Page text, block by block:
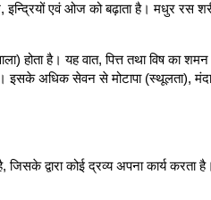
एवं ओज को बढ़ाता है। मधुर रस
होता है। यह वात, पित्त तथा विष का
अधिक सेवन से मोटापा (स्थूलता),
द्वारा कोई द्रव्य अपना कार्य करता